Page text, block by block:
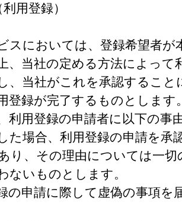
用登録）
スにおいては、登録希望者が
、当社の定める方法によって
、当社がこれを承認すること
登録が完了するものとします
利用登録の申請者に以下の事
た場合、利用登録の申請を承
り、その理由については一切
ないものとします。
の申請に際して虚偽の事項を